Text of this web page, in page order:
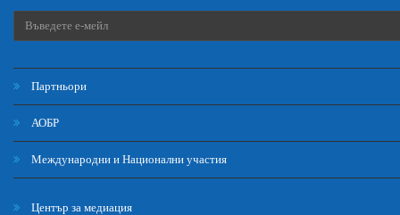
Партньори
АОБР
Международни и Национални участия
Център за медиация